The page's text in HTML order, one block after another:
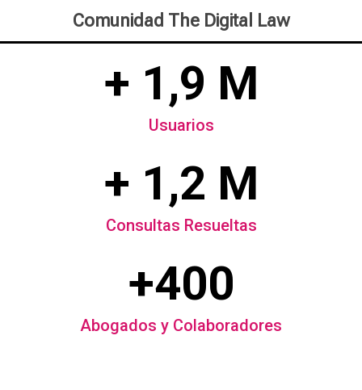
Comunidad The Digital Law
+ 1,9 M
Usuarios
+ 1,2 M
Consultas Resueltas
+400
Abogados y Colaboradores